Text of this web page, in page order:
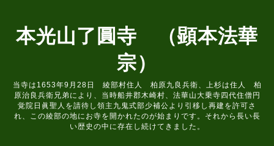
本光山了圓寺 （顕本法華
宗）
当寺は1653年9月28日 綾部村住人 柏原九良兵衛、上杉は住人 柏
原治良兵衛兄弟により、当時船井郡木崎村、法華山大乗寺四代住僧円
覚院日眞聖人を請待し領主九鬼式部少補公より引移し再建を許可さ
れ、この綾部の地にお寺を開かれたのが始まりです。それから長い長
い歴史の中に存在し続けてきました。